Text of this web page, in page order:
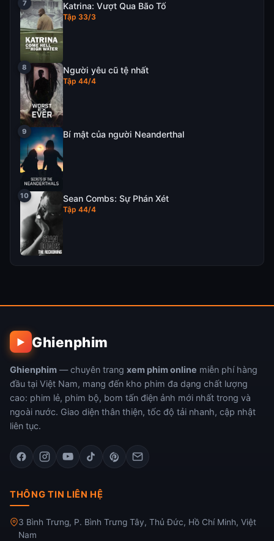
Katrina: Vượt Qua Bão Tố
Tập 33/3
Người yêu cũ tệ nhất
Tập 44/4
Bí mật của người Neanderthal
Sean Combs: Sự Phán Xét
Tập 44/4
▶ Ghienphim
Ghienphim — chuyên trang xem phim online miễn phí hàng
đầu tại Việt Nam, mang đến kho phim đa dạng chất lượng
cao: phim lẻ, phim bộ, bom tấn điện ảnh mới nhất trong và
ngoài nước. Giao diện thân thiện, tốc độ tải nhanh, cập nhật
liên tục.
THÔNG TIN LIÊN HỆ
3 Bình Trưng, P. Bình Trưng Tây, Thủ Đức, Hồ Chí Minh, Việt
Nam